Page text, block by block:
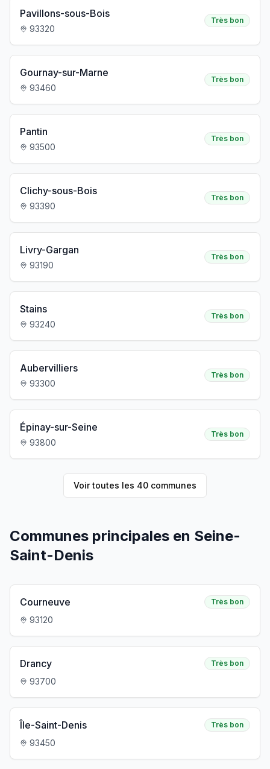
Pavillons-sous-Bois
93320
Très bon
Gournay-sur-Marne
93460
Très bon
Pantin
93500
Très bon
Clichy-sous-Bois
93390
Très bon
Livry-Gargan
93190
Très bon
Stains
93240
Très bon
Aubervilliers
93300
Très bon
Épinay-sur-Seine
93800
Très bon
Voir toutes les 40 communes
Communes principales en Seine-
Saint-Denis
Courneuve Très bon
93120
Drancy Très bon
93700
Île-Saint-Denis Très bon
93450